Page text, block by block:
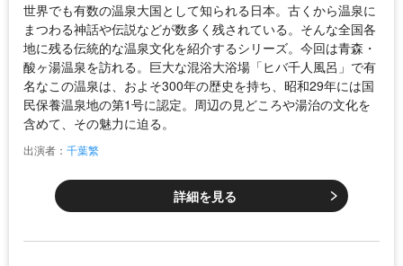
世界でも有数の温泉大国として知られる日本。古くから温泉に
まつわる神話や伝説などが数多く残されている。そんな全国各
地に残る伝統的な温泉文化を紹介するシリーズ。今回は青森・
酸ヶ湯温泉を訪れる。巨大な混浴大浴場「ヒバ千人風呂」で有
名なこの温泉は、およそ300年の歴史を持ち、昭和29年には国
民保養温泉地の第1号に認定。周辺の見どころや湯治の文化を
含めて、その魅力に迫る。
出演者： 千葉繁
詳細を見る